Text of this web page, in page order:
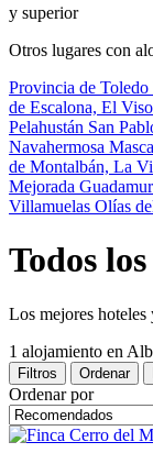
y superior
Otros lugares con
Provincia de Toledo
de Escalona, El
Pelahustán San
Navahermosa
de Montalbán, La
Mejorada Guadamur
Villamuelas Olías
Todos
Los mejores
1 alojamiento en
Filtros Ordenar
Ordenar por